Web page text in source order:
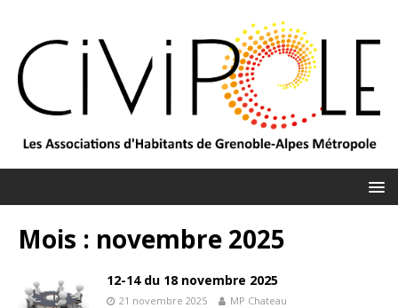
Mois : novembre 2025
12-14 du 18 novembre 2025
21 novembre 2025 MP Chateau